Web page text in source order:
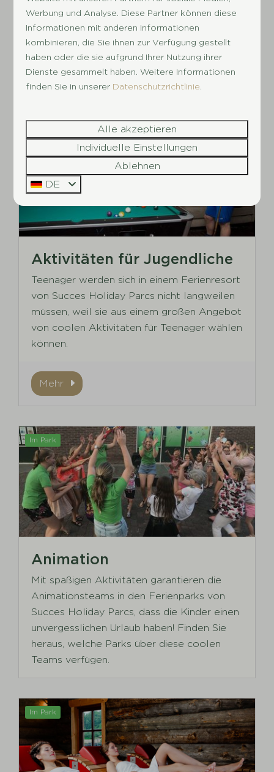
Einige Ferienparks bieten Ihnen die
Möglichkeit, drahtloses Internet zu
benutzen, um die Daheimgebliebenen
wissen zu lassen, wie großartig Ihr Urlaub
bei Succes Holiday Parcs ist!
Im Park
Aktivitäten für Jugendliche
Teenager werden sich in einem Ferienresort
von Succes Holiday Parcs nicht langweilen
müssen, weil sie aus einem großen Angebot
von coolen Aktivitäten für Teenager wählen
können.
Mehr
Im Park
Animation
Mit spaßigen Aktivitäten garantieren die
Animationsteams in den Ferienparks von
Succes Holiday Parcs, dass die Kinder einen
unvergesslichen Urlaub haben! Finden Sie
heraus, welche Parks über diese coolen
Teams verfügen.
Im Park
Werbung und Analyse. Diese Partner können diese
Informationen mit anderen Informationen
kombinieren, die Sie ihnen zur Verfügung gestellt
haben oder die sie aufgrund Ihrer Nutzung ihrer
Dienste gesammelt haben. Weitere Informationen
finden Sie in unserer Datenschutzrichtlinie
Alle akzeptieren
Individuelle Einstellungen
Ablehnen
DE